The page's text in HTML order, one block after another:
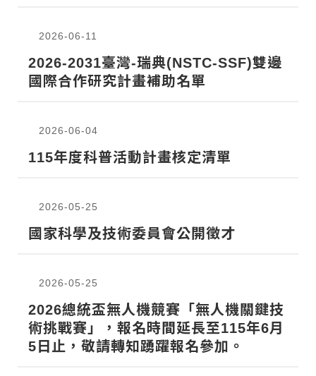
2026-06-11
2026-2031臺灣-瑞典(NSTC-SSF)雙邊
國際合作研究計畫補助名單
2026-06-04
115年度科普活動計畫核定清單
2026-05-25
國家科學及技術委員會公開徵才
2026-05-25
2026總統盃無人機競賽「無人機關鍵技
術挑戰賽」，報名時間延長至115年6月
5日止，敬請轉知踴躍報名參加。